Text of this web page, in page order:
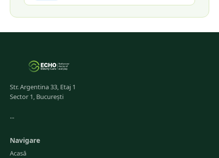
Str. Argentina 33, Etaj 1
Sector 1, București
...
Navigare
Acasă